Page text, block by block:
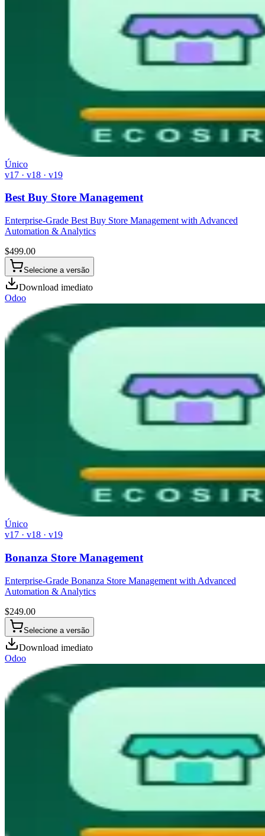
Único
v17 · v18 · v19
Best Buy Store Management
Enterprise-Grade Best Buy Store Management with Advanced
Automation & Analytics
$499.00
Selecione a versão
Download imediato
Odoo
Único
v17 · v18 · v19
Bonanza Store Management
Enterprise-Grade Bonanza Store Management with Advanced
Automation & Analytics
$249.00
Selecione a versão
Download imediato
Odoo